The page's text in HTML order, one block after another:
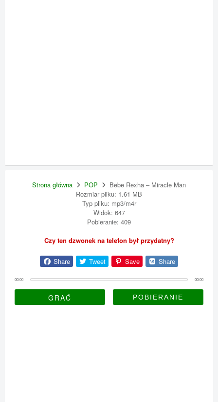
Strona główna POP
Bebe Rexha – Miracle Man
Rozmiar pliku: 1.61 MB
Typ pliku: mp3/m4r
Widok: 647
Pobieranie: 409
Czy ten dzwonek na telefon był przydatny?
Share Tweet Save Share
00:00 00:00
GRAĆ